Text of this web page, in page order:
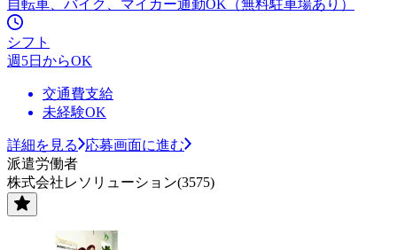
自転車、バイク、マイカー通勤OK（無料駐車場あり）
シフト
週5日からOK
交通費支給
未経験OK
詳細を見る
応募画面に進む
派遣労働者
株式会社レソリューション(3575)